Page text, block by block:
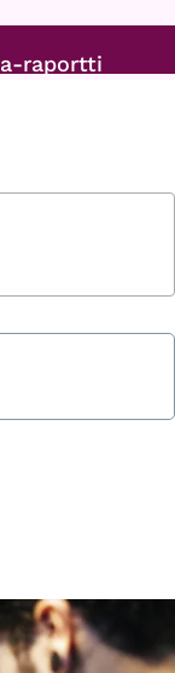
raportti